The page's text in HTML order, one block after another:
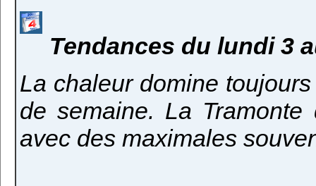
Tendances du lundi 3
La chaleur domine
de semaine. La
avec des maximales